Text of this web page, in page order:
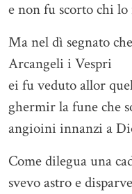
e non fu scorto chi lo
Ma nel dì segnato
Arcangeli i Vespri
ei fu veduto allor
ghermir la fune che
angioini innanzi a
Come dilegua una
svevo astro e disparve